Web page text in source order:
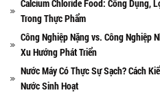
Calcium Chloride Food: Công Dụng,
Trong Thực Phẩm
Công Nghiệp Nặng vs. Công Nghiệp
Xu Hướng Phát Triển
Nước Máy Có Thực Sự Sạch? Cách
Nước Sinh Hoạt